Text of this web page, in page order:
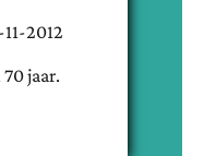
11-2012
70jaar.